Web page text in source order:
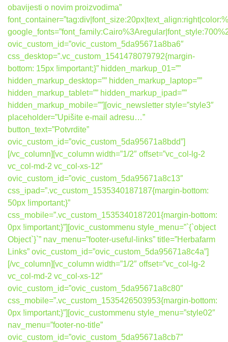
obavijesti o novim proizvodima”
ovic_custom_id=”ovic_custom_5da95671a8ba6″
css_desktop=”.vc_custom_1541478079792{margin-
bottom: 15px !important;}” hidden_markup_01=””
hidden_markup_desktop=”” hidden_markup_laptop=””
hidden_markup_tablet=”” hidden_markup_ipad=””
hidden_markup_mobile=””][ovic_newsletter style=”style3″
placeholder=”Upišite e-mail adresu…”
button_text=”Potvrdite”
ovic_custom_id=”ovic_custom_5da95671a8bdd”]
[/vc_column][vc_column width=”1/2″ offset=”vc_col-lg-2
vc_col-md-2 vc_col-xs-12″
ovic_custom_id=”ovic_custom_5da95671a8c13″
css_ipad=”.vc_custom_1535340187187{margin-bottom:
50px !important;}”
css_mobile=”.vc_custom_1535340187201{margin-bottom:
0px !important;}”][ovic_custommenu style_menu=”`{`object
Object`}`” nav_menu=”footer-useful-links” title=”Herbafarm
Links” ovic_custom_id=”ovic_custom_5da95671a8c4a”]
[/vc_column][vc_column width=”1/2″ offset=”vc_col-lg-2
vc_col-md-2 vc_col-xs-12″
ovic_custom_id=”ovic_custom_5da95671a8c80″
css_mobile=”.vc_custom_1535426503953{margin-bottom:
0px !important;}”][ovic_custommenu style_menu=”style02″
nav_menu=”footer-no-title”
ovic_custom_id=”ovic_custom_5da95671a8cb7″